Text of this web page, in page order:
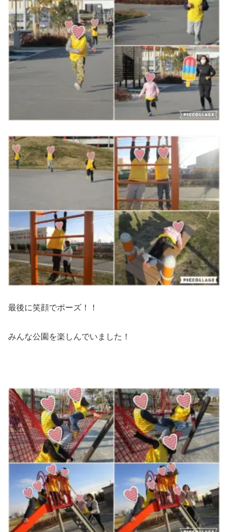
最後に笑顔でポーズ！！
みんな公園を楽しんでいました！